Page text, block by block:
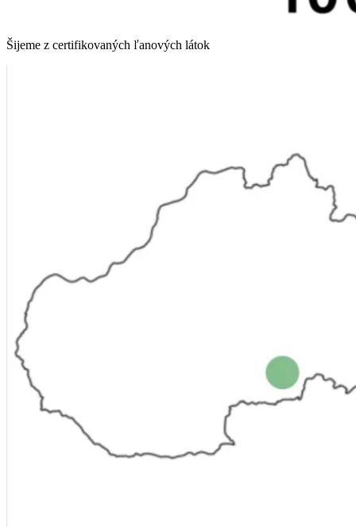
Šijeme z certifikovaných ľanových látok